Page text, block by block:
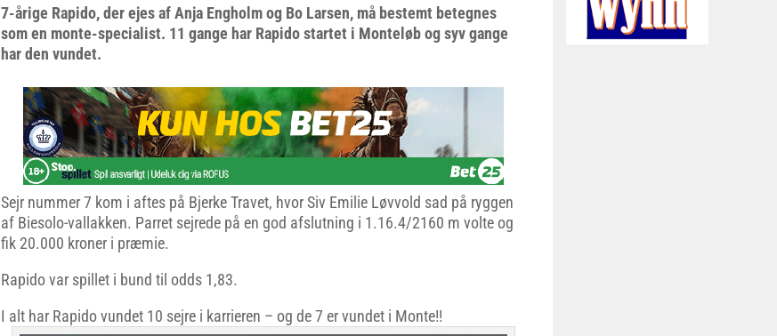
7-årige Rapido, der ejes af Anja Engholm og Bo Larsen, må bestemt betegnes
som en monte-specialist. 11 gange har Rapido startet i Monteløb og syv gange
har den vundet.
Sejr nummer 7 kom i aftes på Bjerke Travet, hvor Siv Emilie Løvvold sad på ryggen
af Biesolo-vallakken. Parret sejrede på en god afslutning i 1.16.4/2160 m volte og
fik 20.000 kroner i præmie.
Rapido var spillet i bund til odds 1,83.
I alt har Rapido vundet 10 sejre i karrieren – og de 7 er vundet i Monte!!